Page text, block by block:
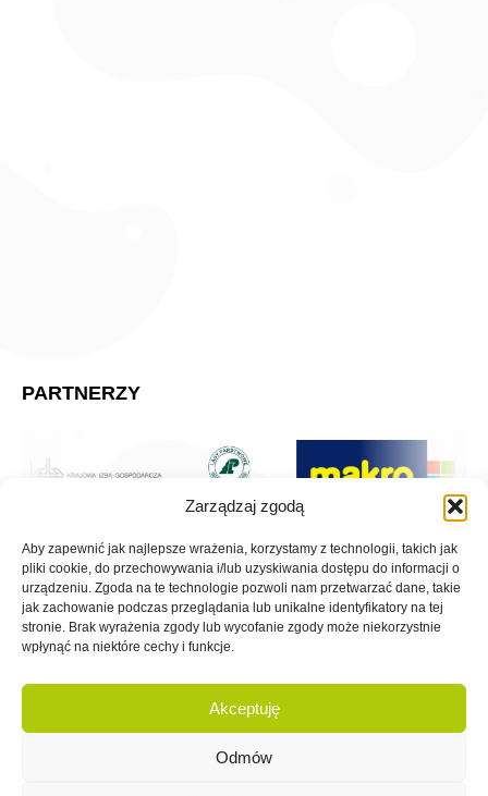
Zarządzaj zgodą
Aby zapewnić jak najlepsze wrażenia, korzystamy z technologii, takich jak
pliki cookie, do przechowywania i/lub uzyskiwania dostępu do informacji o
urządzeniu. Zgoda na te technologie pozwoli nam przetwarzać dane, takie
jak zachowanie podczas przeglądania lub unikalne identyfikatory na tej
stronie. Brak wyrażenia zgody lub wycofanie zgody może niekorzystnie
wpłynąć na niektóre cechy i funkcje.
Akceptuję
Odmów
PARTNERZY